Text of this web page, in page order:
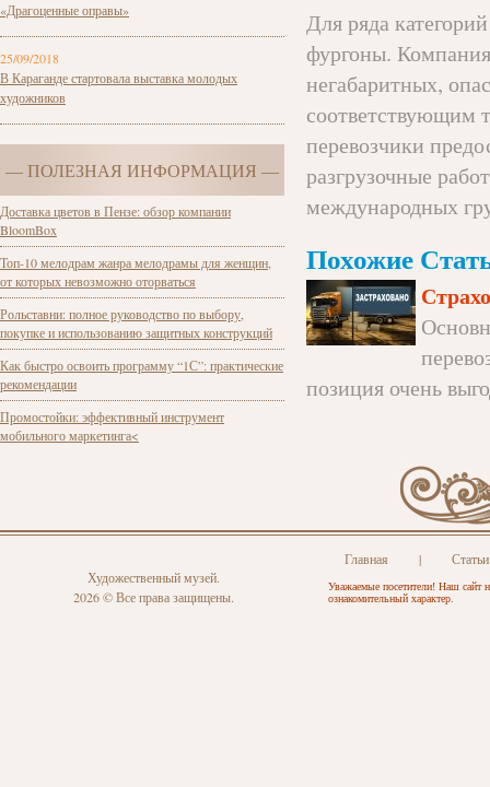
«Драгоценные оправы»
25/09/2018
В Караганде стартовала выставка молодых
художников
— ПОЛЕЗНАЯ ИНФОРМАЦИЯ —
Доставка цветов в Пензе: обзор компании
BloomBox
Топ-10 мелодрам жанра мелодрамы для женщин,
от которых невозможно оторваться
Рольставни: полное руководство по выбору,
покупке и использованию защитных конструкций
Как быстро освоить программу “1С”: практические
рекомендации
Промостойки: эффективный инструмент
мобильного маркетинга<
Для ряда
фургоны.
негабаритных,
соответствующим
перевозчики
разгрузочные
международных
Похожие
позиция очень
Художественный музей.
2026 © Все права защищены.
Главная | Статьи
Уважаемые посетители! Наш сайт
ознакомительный характер.